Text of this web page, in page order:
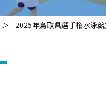
＞ 2025年鳥取県選手権水泳